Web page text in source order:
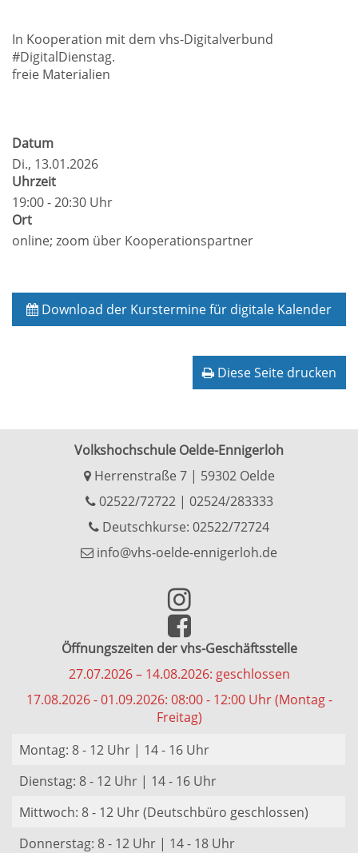
In Kooperation mit dem vhs-Digitalverbund
#DigitalDienstag.
freie Materialien
Datum
Di., 13.01.2026
Uhrzeit
19:00 - 20:30 Uhr
Ort
online; zoom über Kooperationspartner
Download der Kurstermine für digitale Kalender
Diese Seite drucken
Volkshochschule Oelde-Ennigerloh
Herrenstraße 7 | 59302 Oelde
02522/72722| 02524/283333
Deutschkurse: 02522/72724
info@vhs-oelde-ennigerloh.de
Öffnungszeiten der vhs-Geschäftsstelle
27.07.2026 – 14.08.2026: geschlossen
17.08.2026 - 01.09.2026: 08:00 - 12:00 Uhr (Montag -
Freitag)
Montag: 8 - 12 Uhr | 14 - 16 Uhr
Dienstag: 8 - 12 Uhr | 14 - 16 Uhr
Mittwoch: 8 - 12 Uhr (Deutschbüro geschlossen)
Donnerstag: 8 - 12 Uhr | 14 - 18 Uhr